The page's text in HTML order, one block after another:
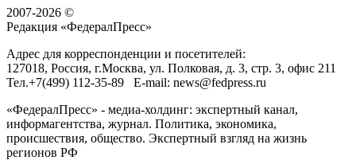
2007-2026 ©
Редакция «ФедералПресс»
Адрес для корреспонденции и посетителей:
127018, Россия, г.Москва, ул. Полковая, д. 3, стр. 3, офис 211
Тел.+7(499) 112-35-89 E-mail: news@fedpress.ru
«ФедералПресс» - медиа-холдинг: экспертный канал,
информагентства, журнал. Политика, экономика,
происшествия, общество. Экспертный взгляд на жизнь
регионов РФ